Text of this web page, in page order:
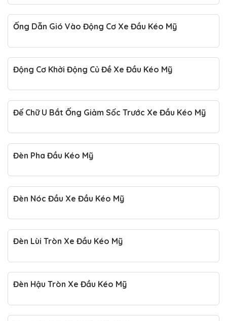
Ống Dẫn Gió Vào Động Cơ Xe Đầu Kéo Mỹ
Động Cơ Khởi Động Củ Đề Xe Đầu Kéo Mỹ
Đế Chữ U Bắt Ống Giảm Sốc Trước Xe Đầu Kéo Mỹ
Đèn Pha Đầu Kéo Mỹ
Đèn Nóc Đầu Xe Đầu Kéo Mỹ
Đèn Lùi Tròn Xe Đầu Kéo Mỹ
Đèn Hậu Tròn Xe Đầu Kéo Mỹ